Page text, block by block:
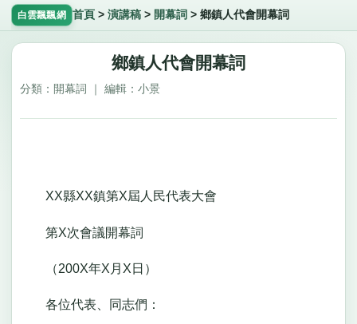
白雲飄飄網 首頁 > 演講稿> 開幕詞 > 鄉鎮人代會開幕詞
鄉鎮人代會開幕詞
分類：開幕詞 ｜ 編輯：小景
XX縣XX鎮第X屆人民代表大會
第X次會議開幕詞
（200X年X月X日）
各位代表、同志們：